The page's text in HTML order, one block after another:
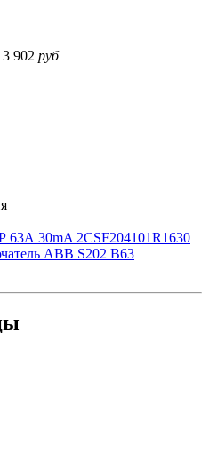
902 руб
30mA 2CSF204101R1630
ABB S202 B63